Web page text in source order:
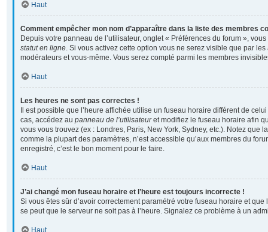
Haut
Comment empêcher mon nom d’apparaître dans la liste des membres
Depuis votre panneau de l’utilisateur, onglet « Préférences du forum »,
statut en ligne. Si vous activez cette option vous ne serez visible que par
modérateurs et vous-même. Vous serez compté parmi les membres
Haut
Les heures ne sont pas correctes !
Il est possible que l’heure affichée utilise un fuseau horaire différent de
cas, accédez au panneau de l’utilisateuret modifiez le fuseau horaire afin
vous vous trouvez (ex : Londres, Paris, New York, Sydney, etc.). Notez que
comme la plupart des paramètres, n’est accessible qu’aux membres du
enregistré, c’est le bon moment pour le faire.
Haut
J’ai changé mon fuseau horaire et l’heure est toujours incorrecte !
Si vous êtes sûr d’avoir correctement paramétré votre fuseau horaire et que
se peut que le serveur ne soit pas à l’heure. Signalez ce problème à un
Haut